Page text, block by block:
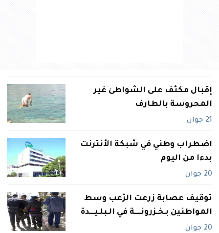
إقبال مكثف على الشواطئ غير
المحروسة بالطارف
21 جوان
اضطراب وطني في شبكة الأنترنت
بدءا من اليوم
20 جوان
توقيف عصابة زرعت الرّعب وسط
المواطنين بـخـزرونــــة في‮ ‬الـبلـيـــدة
20 جوان